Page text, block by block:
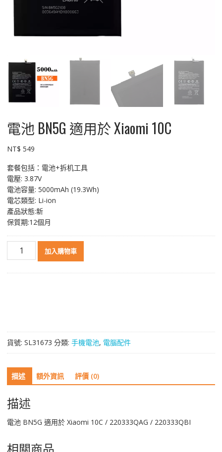
電池 BN5G 適用於 Xiaomi 10C
NT$ 549
套餐包括：電池+拆机工具
電壓: 3.87V
電池容量: 5000mAh (19.3Wh)
電芯類型: Li-ion
產品狀態:新
保質期:12個月
數
量
加入購物車
貨號: SL31673 分類: 手機電池, 電腦配件
描述 額外資訊 評價 (0)
描述
電池 BN5G 適用於 Xiaomi 10C / 220333QAG / 220333QBI
相關商品